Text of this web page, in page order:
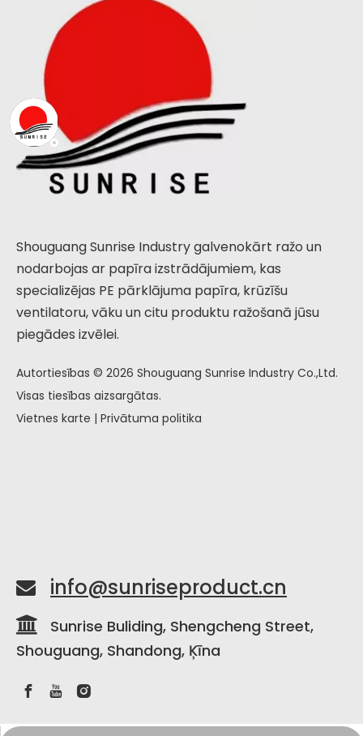
Shouguang Sunrise Industry galvenokārt ražo un
nodarbojas ar papīra izstrādājumiem, kas
specializējas PE pārklājuma papīra, krūzīšu
ventilatoru, vāku un citu produktu ražošanā jūsu
piegādes izvēlei.
Autortiesības © 2026 Shouguang Sunrise Industry Co.,Ltd.
Visas tiesības aizsargātas.
Vietnes karte | Privātuma politika
 info@sunriseproduct.cn
 Sunrise Buliding, Shengcheng Street,
Shouguang, Shandong, Ķīna